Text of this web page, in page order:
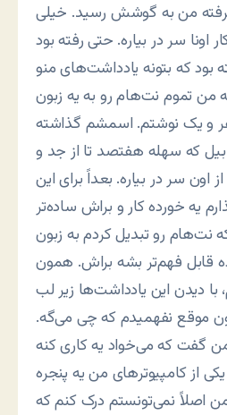
من به گوشش رسید. خیلی
سر در بیاره. حتی رفته بود
بود که بتونه یادداشت‌های منو
من تموم نت‌هام رو به یه زبون
و یک نوشتم. اسمشم گذاشته
که سهله هفتصد تا از جد و
سر در بیاره. بعداً برای این
یه خورده کار و براش ساده‌تر
نت‌هام رو تبدیل کردم به زبون
قابل فهم‌تر بشه براش. همون
با دیدن این یادداشت‌ها زیر لب
موقع نفهمیدم که چی می‌گه.
گفت که می‌خواد یه کاری کنه
از کامپیوترهای من یه پنجره
اصلاً نمی‌تونستم درک کنم که